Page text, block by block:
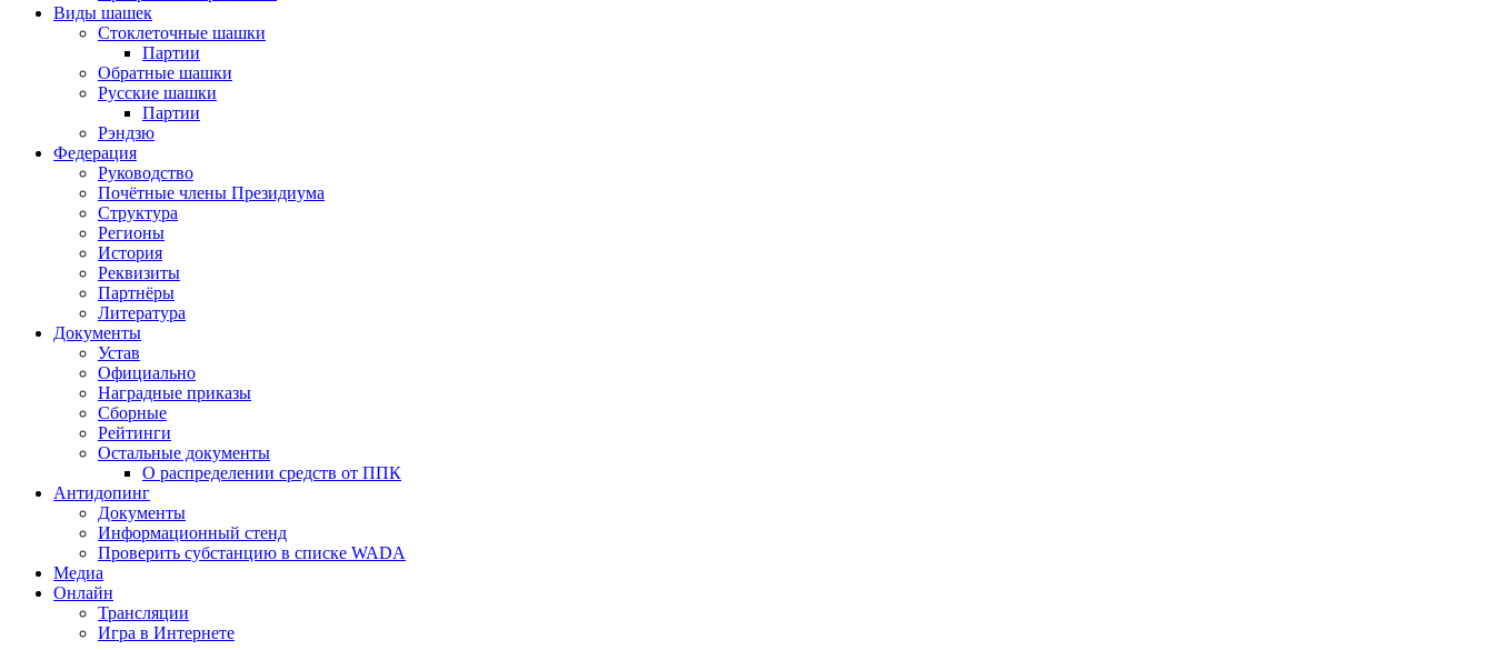
Виды шашек
Стоклеточные шашки
Партии
Обратные шашки
Русские шашки
Партии
Рэндзю
Федерация
Руководство
Почётные члены Президиума
Структура
Регионы
История
Реквизиты
Партнёры
Литература
Документы
Устав
Официально
Наградные приказы
Сборные
Рейтинги
Остальные документы
О распределении средств от ППК
Антидопинг
Документы
Информационный стенд
Проверить субстанцию в списке WADA
Медиа
Онлайн
Трансляции
Игра в Интернете